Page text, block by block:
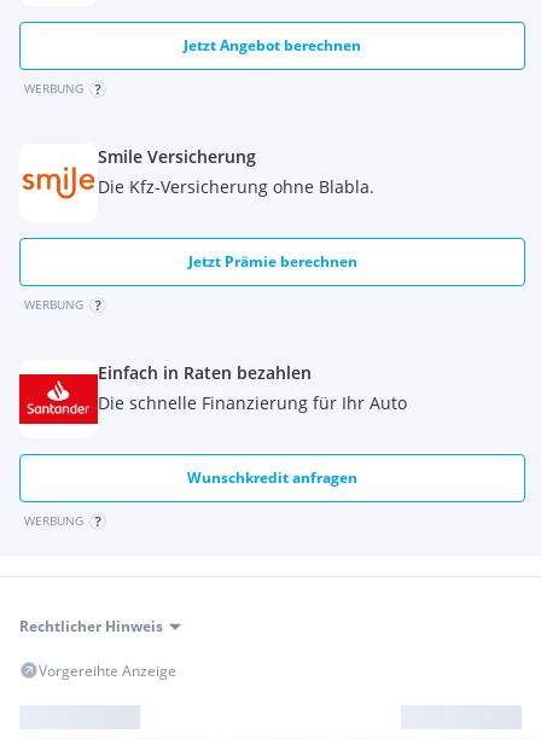
Jetzt Angebot berechnen
WERBUNG
Smile Versicherung
Die Kfz-Versicherung ohne Blabla.
Jetzt Prämie berechnen
WERBUNG
Einfach in Raten bezahlen
Die schnelle Finanzierung für Ihr Auto
Wunschkredit anfragen
WERBUNG
Rechtlicher Hinweis
Vorgereihte Anzeige